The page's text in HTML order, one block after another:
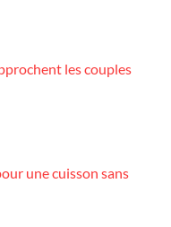
les couples
une cuisson sans